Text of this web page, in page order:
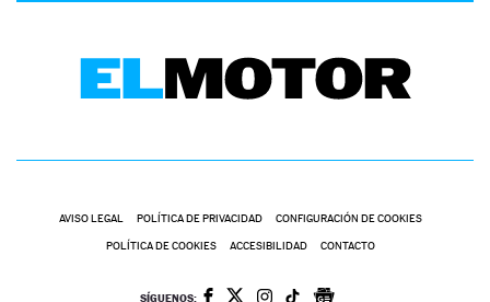
AVISO LEGAL POLÍTICA DE PRIVACIDAD CONFIGURACIÓN DE COOKIES
POLÍTICA DE COOKIES ACCESIBILIDAD CONTACTO
SÍGUENOS: